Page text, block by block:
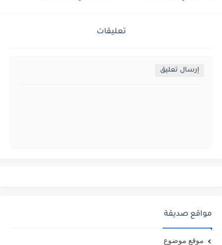
تعليقات
إرسال تعليق
مواقع صديقة
موقع موضوع